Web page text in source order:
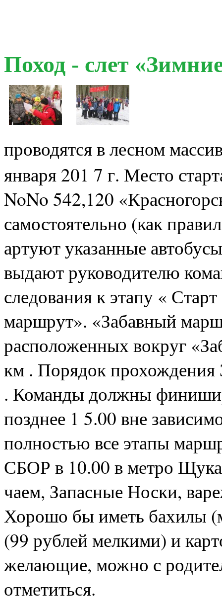
Поход - слет
проводятся в лесном
января 201 7 г. Место
NoNo 542,120
самостоятельно (как
артуют указанные
выдают руководителю
следования к этапу «
маршрут». «Забавный
расположенных вокруг
км . Порядок прохождения
. Команды должны
позднее 1 5.00 вне
полностью все этапы
СБОР в 10.00 в метро
чаем, Запасные Носки,
Хорошо бы иметь бахилы
(99 рублей мелкими) и
желающие, можно с
отметиться.